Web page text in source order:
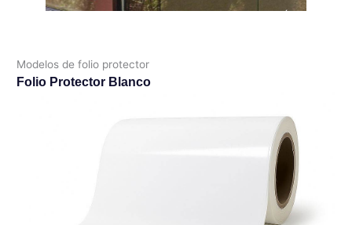
Modelos de folio protector
Folio Protector Blanco